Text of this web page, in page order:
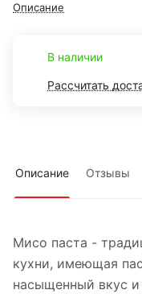
Описание
В наличии
Рассчитать
Описание Отзывы
Мисо паста -
кухни, имеющая
насыщенный вкус